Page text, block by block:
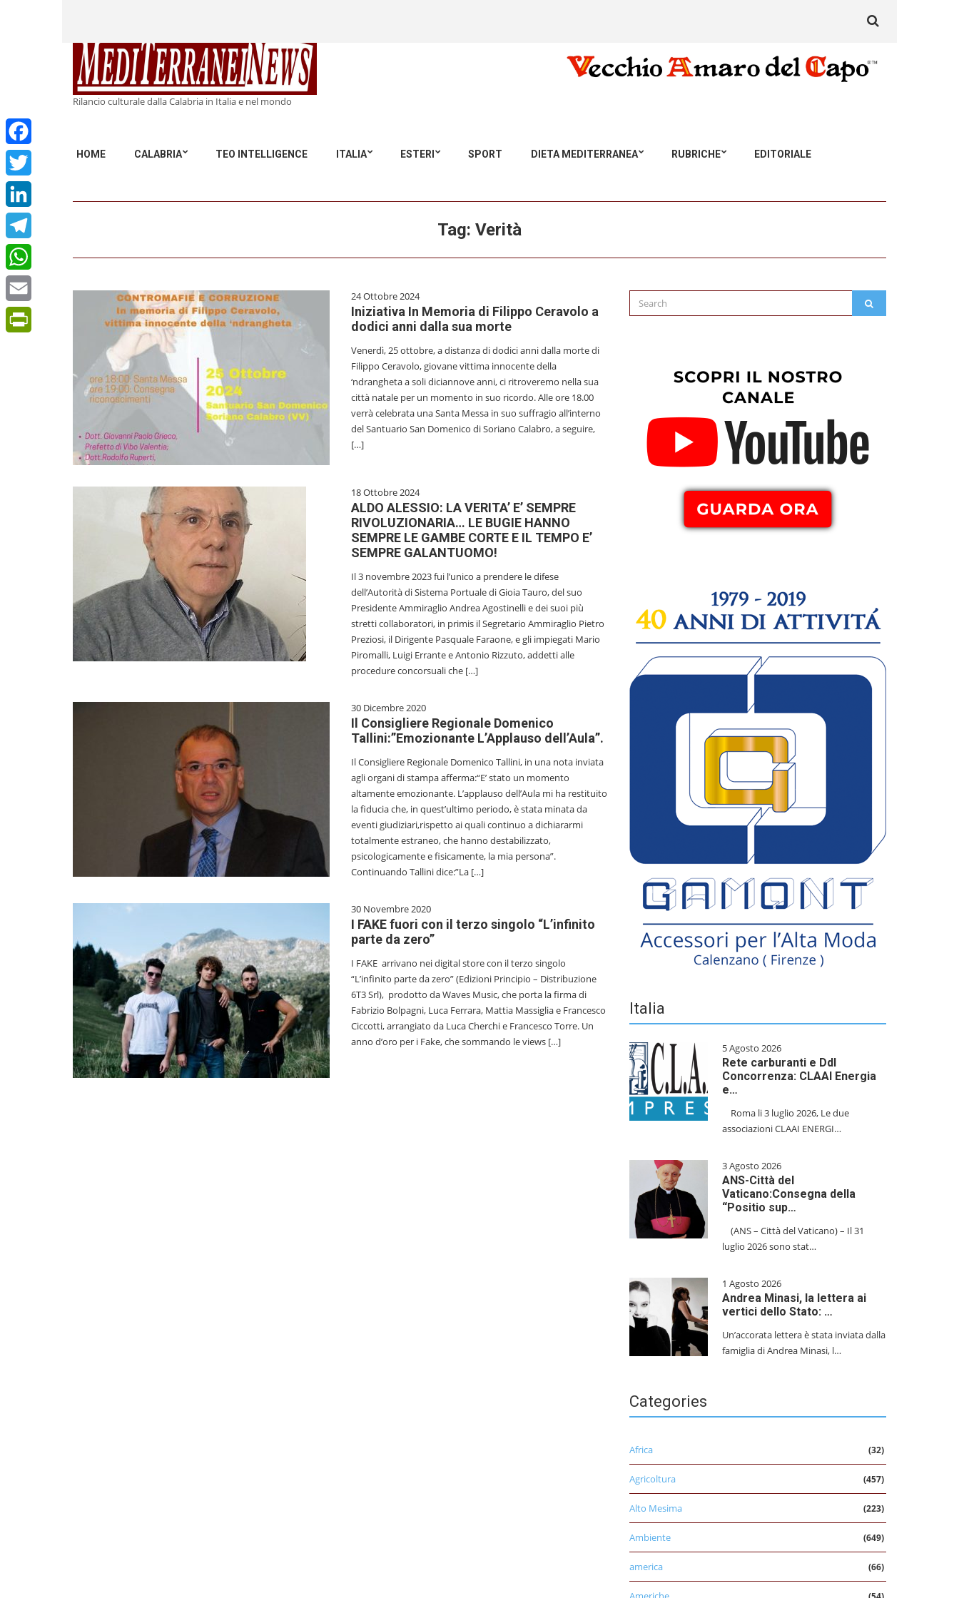
Rilancio culturale dalla Calabria in Italia e nel mondo
HOME CALABRIA TEO INTELLIGENCE ITALIA ESTERI SPORT DIETA MEDITERRANEA RUBRICHE EDITORIALE
for:
Facebook
Twitter
LinkedIn
Telegram
WhatsApp
Email
Tag: Verità
24 Ottobre 2024
Iniziativa In Memoria di Filippo Ceravolo a
dodici anni dalla sua morte
Venerdì, 25 ottobre, a distanza di dodici anni dalla morte di
Filippo Ceravolo, giovane vittima innocente della
‘ndrangheta a soli diciannove anni, ci ritroveremo nella sua
città natale per un momento in suo ricordo. Alle ore 18.00
verrà celebrata una Santa Messa in suo suffragio all’interno
del Santuario San Domenico di Soriano Calabro, a seguire,
[…]
18 Ottobre 2024
ALDO ALESSIO: LA VERITA’ E’ SEMPRE
RIVOLUZIONARIA… LE BUGIE HANNO
SEMPRE LE GAMBE CORTE E IL TEMPO E’
SEMPRE GALANTUOMO!
Il 3 novembre 2023 fui l’unico a prendere le difese
dell’Autorità di Sistema Portuale di Gioia Tauro, del suo
Presidente Ammiraglio Andrea Agostinelli e dei suoi più
stretti collaboratori, in primis il Segretario Ammiraglio Pietro
Preziosi, il Dirigente Pasquale Faraone, e gli impiegati Mario
Piromalli, Luigi Errante e Antonio Rizzuto, addetti alle
procedure concorsuali che […]
30 Dicembre 2020
Il Consigliere Regionale Domenico
Tallini:”Emozionante L’Applauso dell’Aula”.
Il Consigliere Regionale Domenico Tallini, in una nota inviata
agli organi di stampa afferma:“E’ stato un momento
altamente emozionante. L’applauso dell’Aula mi ha restituito
la fiducia che, in quest’ultimo periodo, è stata minata da
eventi giudiziari,rispetto ai quali continuo a dichiararmi
totalmente estraneo, che hanno destabilizzato,
psicologicamente e fisicamente, la mia persona”.
Continuando Tallini dice:”La […]
30 Novembre 2020
I FAKE fuori con il terzo singolo “L’infinito
parte da zero”
I FAKE arrivano nei digital store con il terzo singolo
“L’infinito parte da zero” (Edizioni Principio – Distribuzione
6T3 Srl), prodotto da Waves Music, che porta la firma di
Fabrizio Bolpagni, Luca Ferrara, Mattia Massiglia e Francesco
Ciccotti, arrangiato da Luca Cherchi e Francesco Torre. Un
anno d’oro per i Fake, che sommando le views […]
Search
for:
Italia
5 Agosto 2026
Rete carburanti e Ddl
Concorrenza: CLAAI Energia
e…
​Roma li 3 luglio 2026, Le due
associazioni CLAAI ENERGI…
3 Agosto 2026
ANS-Città del
Vaticano:Consegna della
“Positio sup…
(ANS – Città del Vaticano) – Il 31
luglio 2026 sono stat…
1 Agosto 2026
Andrea Minasi, la lettera ai
vertici dello Stato: …
Un’accorata lettera è stata inviata dalla
famiglia di Andrea Minasi, l…
Categories
Africa (32)
Agricoltura (457)
Alto Mesima (223)
Ambiente (649)
america (66)